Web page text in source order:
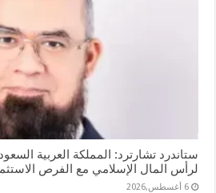
ستاندرد تشارترد: المملكة العربية
لرأس المال الإسلامي مع الفرص
6 أغسطس,2026